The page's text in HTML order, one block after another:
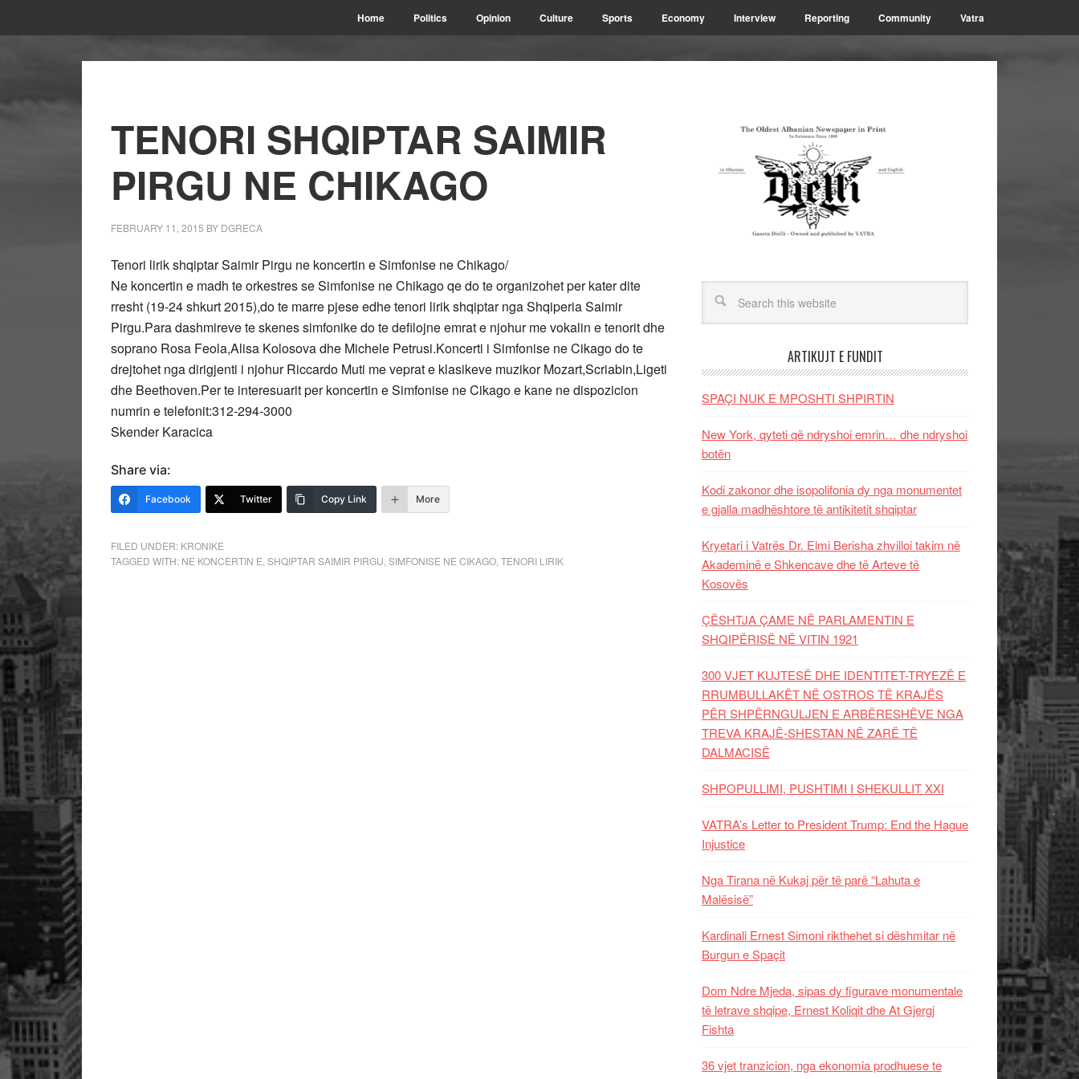
Home Politics Opinion Culture Sports Economy Interview Reporting Community Vatra
TENORI SHQIPTAR SAIMIR
PIRGU NE CHIKAGO
FEBRUARY 11, 2015 BY DGRECA
Tenori lirik shqiptar Saimir Pirgu ne koncertin e Simfonise ne Chikago/
Ne koncertin e madh te orkestres se Simfonise ne Chikago qe do te organizohet per kater dite
rresht (19-24 shkurt 2015),do te marre pjese edhe tenori lirik shqiptar nga Shqiperia Saimir
Pirgu.Para dashmireve te skenes simfonike do te defilojne emrat e njohur me vokalin e tenorit dhe
soprano Rosa Feola,Alisa Kolosova dhe Michele Petrusi.Koncerti i Simfonise ne Cikago do te
drejtohet nga dirigjenti i njohur Riccardo Muti me veprat e klasikeve muzikor Mozart,Scriabin,Ligeti
dhe Beethoven.Per te interesuarit per koncertin e Simfonise ne Cikago e kane ne dispozicion
numrin e telefonit:312-294-3000
Skender Karacica
Share via:
Facebook Twitter Copy Link More
FILED UNDER: KRONIKE
TAGGED WITH: NE KONCERTIN E SHQIPTAR SAIMIR PIRGU SIMFONISE NE CIKAGO TENORI LIRIK
ARTIKUJT E FUNDIT
SPAÇI NUK E MPOSHTI SHPIRTIN
New York, qyteti që ndryshoi emrin… dhe ndryshoi
botën
Kodi zakonor dhe isopolifonia dy nga monumentet
e gjalla madhështore të antikitetit shqiptar
Kryetari i Vatrës Dr. Elmi Berisha zhvilloi takim në
Akademinë e Shkencave dhe të Arteve të
Kosovës
ÇËSHTJA ÇAME NË PARLAMENTIN E
SHQIPËRISË NË VITIN 1921
300 VJET KUJTESË DHE IDENTITET-TRYEZË E
RRUMBULLAKËT NË OSTROS TË KRAJËS
PËR SHPËRNGULJEN E ARBËRESHËVE NGA
TREVA KRAJË-SHESTAN NË ZARË TË
DALMACISË
SHPOPULLIMI, PUSHTIMI I SHEKULLIT XXI
VATRA’s Letter to President Trump: End the Hague
Injustice
Nga Tirana në Kukaj për të parë “Lahuta e
Malësisë”
Kardinali Ernest Simoni rikthehet si dëshmitar në
Burgun e Spaçit
Dom Ndre Mjeda, sipas dy figurave monumentale
të letrave shqipe, Ernest Koliqit dhe At Gjergj
Fishta
36 vjet tranzicion, nga ekonomia prodhuese te